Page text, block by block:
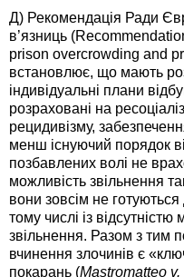
Д) Рекомендація Ради
в’язниць
prison overcrowding and
встановлює, що мають
індивідуальні плани
розраховані на
рецидивізму,
менш існуючий порядок
позбавлених волі не
можливість звільнення
вони зовсім не
тому числі із
звільнення. Разом з тим
вчинення злочинів є
покарань (Mastromatteo v.